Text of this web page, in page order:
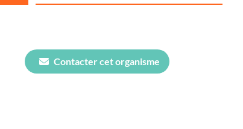
Contacter cet organisme